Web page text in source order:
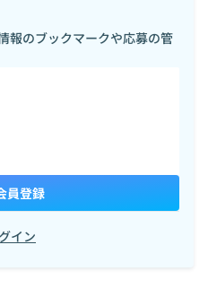
報のブックマークや応募の管
員登録
イン